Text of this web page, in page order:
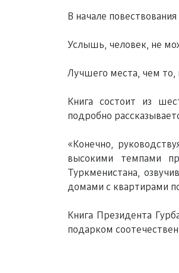
В начале
Услышь, человек, не
Лучшего места, чем то,
Книга состоит из
подробно
«Конечно,
высокими темпами
Туркменистана,
домами с квартирами
Книга Президента
подарком